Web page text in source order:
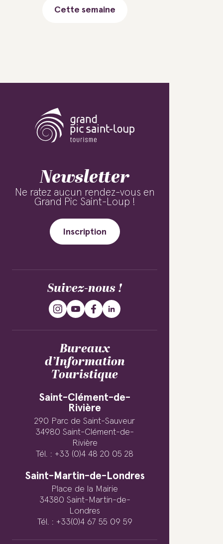
Cette semaine
Newsletter
Ne ratez aucun rendez-vous en
Grand Pic Saint-Loup !
Inscription
Suivez-nous !
Bureaux
d’Information
Touristique
Saint-Clément-de-
Rivière
290 Parc de Saint-Sauveur
34980 Saint-Clément-de-
Rivière
Tél. : +33 (0)4 48 20 05 28
Saint-Martin-de-Londres
Place de la Mairie
34380 Saint-Martin-de-
Londres
Tél. : +33(0)4 67 55 09 59